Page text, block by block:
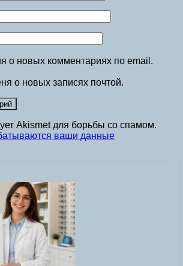
о новых комментариях по email.
о новых записях почтой.
Akismet для борьбы со спамом.
ваши данные